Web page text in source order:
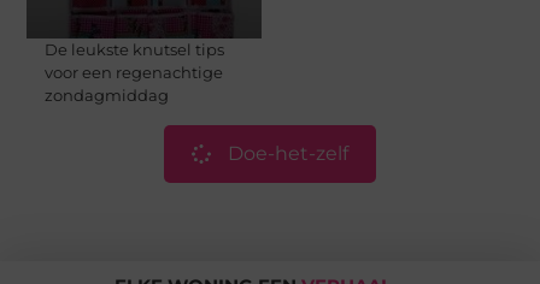
De leukste knutsel tips
voor een regenachtige
zondagmiddag
Doe-het-zelf